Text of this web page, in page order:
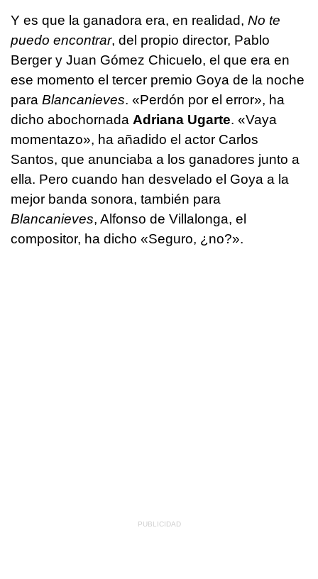
Y es que la ganadora era, en realidad, No te
puedo encontrar, del propio director, Pablo
Berger y Juan Gómez Chicuelo, el que era en
ese momento el tercer premio Goya de la noche
para Blancanieves. «Perdón por el error», ha
dicho abochornada Adriana Ugarte. «Vaya
momentazo», ha añadido el actor Carlos
Santos, que anunciaba a los ganadores junto a
ella. Pero cuando han desvelado el Goya a la
mejor banda sonora, también para
Blancanieves, Alfonso de Villalonga, el
compositor, ha dicho «Seguro, ¿no?».